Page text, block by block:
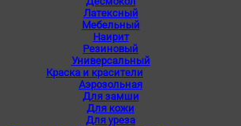
Латексный
Мебельный
Наирит
Резиновый
Универсальный
Краска и красители
Аэрозольная
Для замши
Для кожи
Для уреза